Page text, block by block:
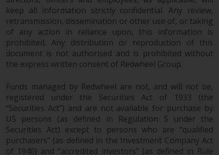
keep all information strictly confidential. Any review,
retransmission, dissemination or other use of, or taking
of any action in reliance upon, this information is
prohibited. Any distribution or reproduction of this
document is not authorised and is prohibited without
the express written consent of Redwheel Group.
Funds managed by Redwheel are not, and will not be,
registered under the Securities Act of 1933 (the
“Securities Act”) and are not available for purchase by
US persons (as defined in Regulation S under the
Securities Act) except to persons who are “qualified
purchasers” (as defined in the Investment Company Act
of 1940) and “accredited investors” (as defined in Rule